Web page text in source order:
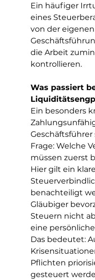
Ein häufiger
eines
von der
die Arbeit
kontrollieren.
Was passiert
Ein besonders
Frage: Welche
müssen zuerst
Hier gilt ein
benachteiligt
Gläubiger
Steuern nicht
eine
Das bedeutet:
Pflichten
gesteuert